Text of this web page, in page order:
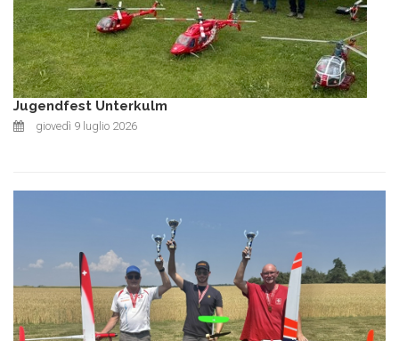
Jugendfest Unterkulm
giovedì 9 luglio 2026